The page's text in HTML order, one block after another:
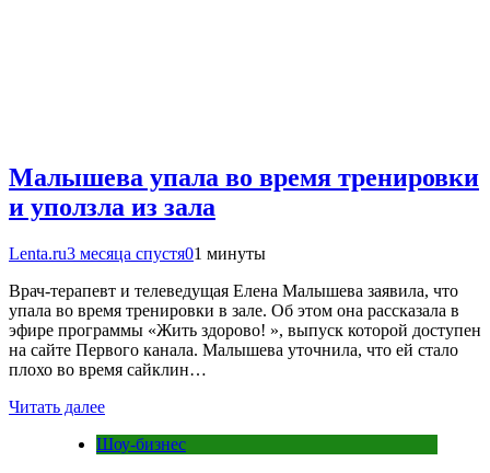
Малышева упала во время тренировки
и уползла из зала
Lenta.ru3 месяца спустя01 минуты
Врач-терапевт и телеведущая Елена Малышева заявила, что
упала во время тренировки в зале. Об этом она рассказала в
эфире программы «Жить здорово! », выпуск которой доступен
на сайте Первого канала. Малышева уточнила, что ей стало
плохо во время сайклин…
Читать далее
Шоу-бизнес